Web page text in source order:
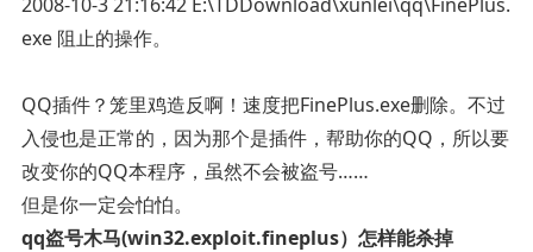
exe 阻止的操作。
QQ插件？笼里鸡造反啊！速度把FinePlus.exe删除。不过
入侵也是正常的，因为那个是插件，帮助你的QQ，所以要
改变你的QQ本程序，虽然不会被盗号……
但是你一定会怕怕。
qq盗号木马(win32.exploit.fineplus）怎样能杀掉